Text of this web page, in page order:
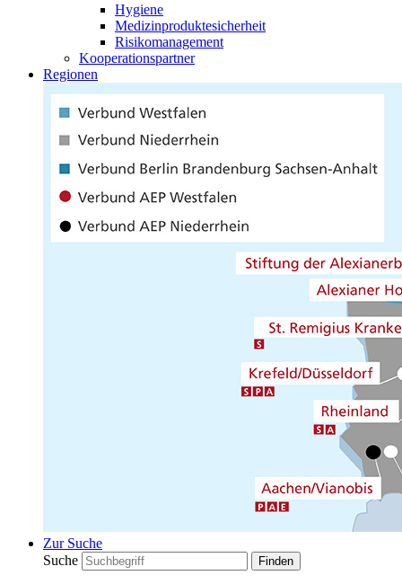
Hygiene
Medizinproduktesicherheit
Risikomanagement
Kooperationspartner
Regionen
Zur Suche
Suche